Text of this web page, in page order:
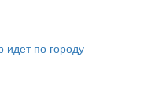
идет по городу